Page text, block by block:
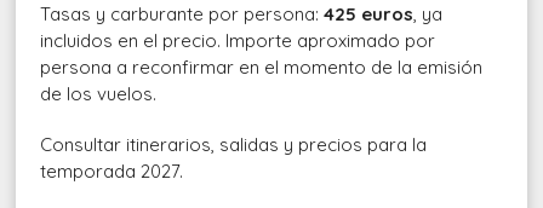
Tasas y carburante por persona:425 euros, ya
incluidos en el precio. Importe aproximado por
persona a reconfirmar en el momento de la emisión
de los vuelos.
Consultar itinerarios, salidas y precios para la
temporada 2027.